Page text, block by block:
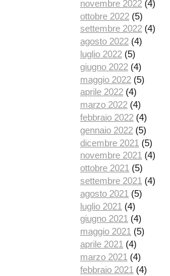
novembre 2022 (4)
ottobre 2022 (5)
settembre 2022 (4)
agosto 2022 (4)
luglio 2022 (5)
giugno 2022 (4)
maggio 2022 (5)
aprile 2022 (4)
marzo 2022 (4)
febbraio 2022 (4)
gennaio 2022 (5)
dicembre 2021 (5)
novembre 2021 (4)
ottobre 2021 (5)
settembre 2021 (4)
agosto 2021 (5)
luglio 2021 (4)
giugno 2021 (4)
maggio 2021 (5)
aprile 2021 (4)
marzo 2021 (4)
febbraio 2021 (4)